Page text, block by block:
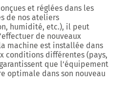
et réglées dans les
de nos ateliers
humidité, etc.), il peut
de nouveaux
machine est installée dans
conditions différentes (pays,
que l’équipement
optimale dans son nouveau